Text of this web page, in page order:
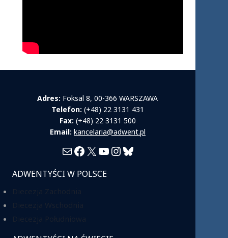
Adres: Foksal 8, 00-366 WARSZAWA
Telefon: (+48) 22 3131 431
Fax: (+48) 22 3131 500
Email: kancelaria@adwent.pl
MailFacebook
X YouTube
Instagram
Bluesky
ADWENTYŚCI W POLSCE